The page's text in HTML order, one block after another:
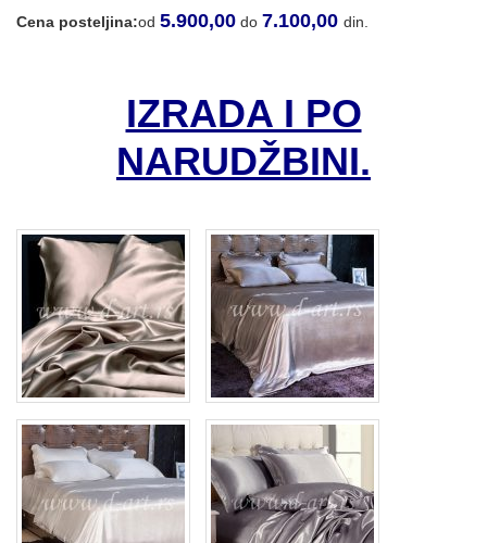
Cena posteljina:od 5.900,00 do 7.100,00 din.
IZRADA I PO
NARUDŽBINI.